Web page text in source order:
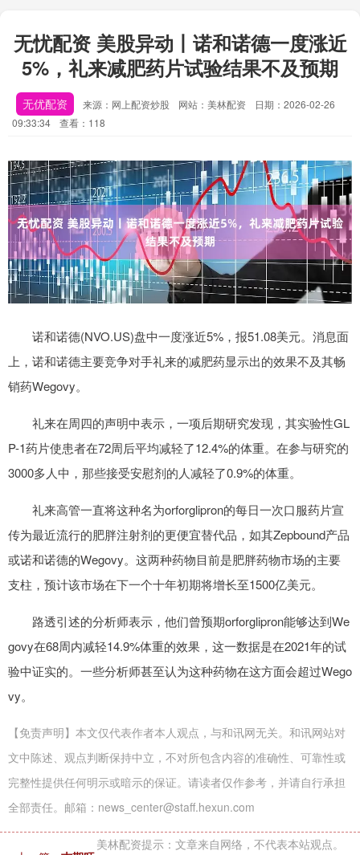
无忧配资 美股异动丨诺和诺德一度涨近
5%，礼来减肥药片试验结果不及预期
无优配资 来源：网上配资炒股 网站：美林配资
日期：2026-02-26
09:33:34
查看：118
诺和诺德(NVO.US)盘中一度涨近5%，报51.08美元。消息面
上，诺和诺德主要竞争对手礼来的减肥药显示出的效果不及其畅
销药Wegovy。
礼来在周四的声明中表示，一项后期研究发现，其实验性GL
P-1药片使患者在72周后平均减轻了12.4%的体重。在参与研究的
3000多人中，那些接受安慰剂的人减轻了0.9%的体重。
礼来高管一直将这种名为orforglipron的每日一次口服药片宣
传为最近流行的肥胖注射剂的更便宜替代品，如其Zepbound产品
或诺和诺德的Wegovy。这两种药物目前是肥胖药物市场的主要
支柱，预计该市场在下一个十年初期将增长至1500亿美元。
路透引述的分析师表示，他们曾预期orforglipron能够达到We
govy在68周内减轻14.9%体重的效果，这一数据是在2021年的试
验中证实的。一些分析师甚至认为这种药物在这方面会超过Wego
vy。
【免责声明】本文仅代表作者本人观点，与和讯网无关。和讯网站对
文中陈述、观点判断保持中立，不对所包含内容的准确性、可靠性或
完整性提供任何明示或暗示的保证。请读者仅作参考，并请自行承担
全部责任。邮箱：news_center@staff.hexun.com
美林配资提示：文章来自网络，不代表本站观点。